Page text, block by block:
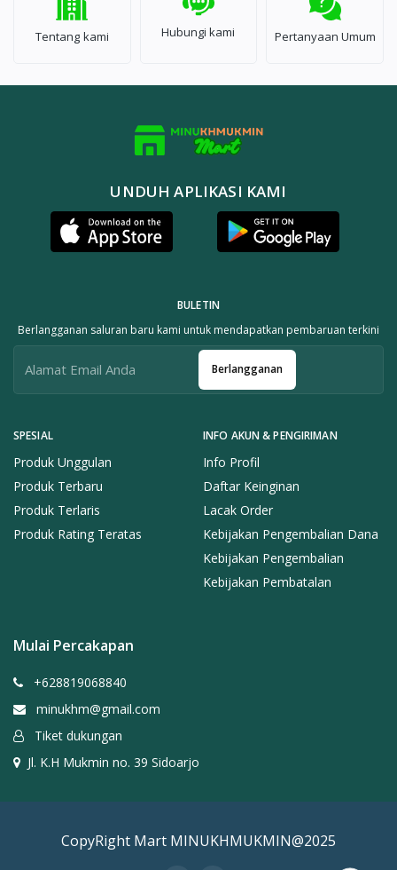
Tentang kami Hubungi kami Pertanyaan Umum
UNDUH APLIKASI KAMI
SPESIAL
Produk Unggulan
Produk Terbaru
Produk Terlaris
Produk Rating Teratas
INFO AKUN & PENGIRIMAN
Info Profil
Daftar Keinginan
Lacak Order
Kebijakan Pengembalian Dana
Kebijakan Pengembalian
Kebijakan Pembatalan
BULETIN
Berlangganan saluran baru kami untuk mendapatkan pembaruan terkini
Berlangganan
Mulai Percakapan
+628819068840
minukhm@gmail.com
Tiket dukungan
Jl. K.H Mukmin no. 39 Sidoarjo
CopyRight Mart MINUKHMUKMIN@2025